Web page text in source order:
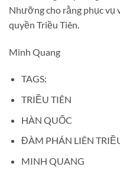
Nhưỡng cho rằng phục vụ
quyền Triều Tiên.
Minh Quang
TAGS:
TRIỀU TIÊN
HÀN QUỐC
ĐÀM PHÁN LIÊN
MINH QUANG